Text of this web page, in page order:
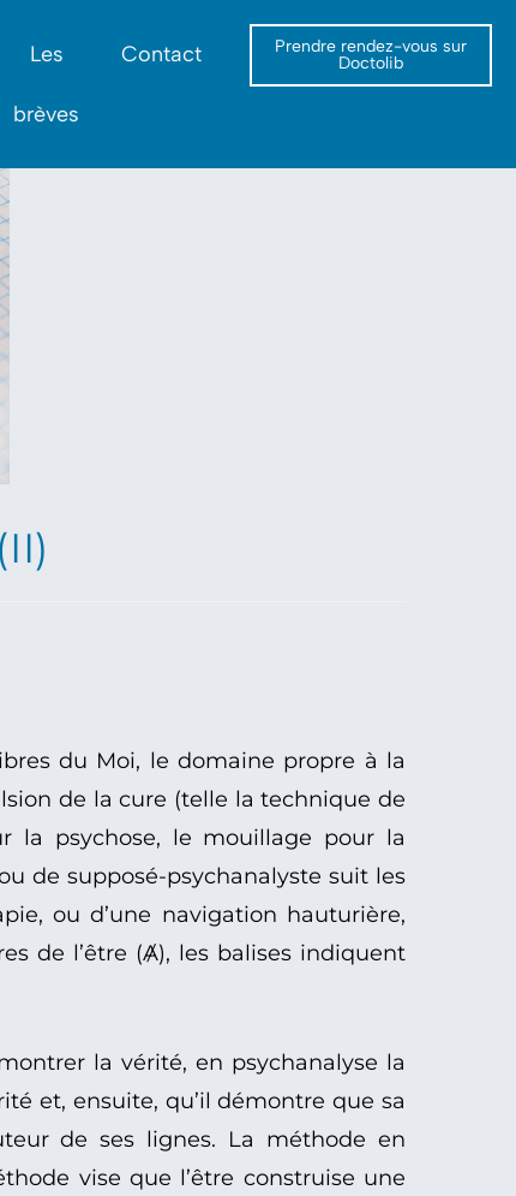
Les
brèves
Contact
Prendre rendez-vous sur
Doctolib
du Moi, le domaine propre à la
de la cure (telle la technique de
la psychose, le mouillage pour la
de supposé-psychanalyste suit les
ou d’une navigation hauturière,
de l’être (Ⱥ), les balises indiquent
la vérité, en psychanalyse la
et, ensuite, qu’il démontre que sa
de ses lignes. La méthode en
vise que l’être construise une